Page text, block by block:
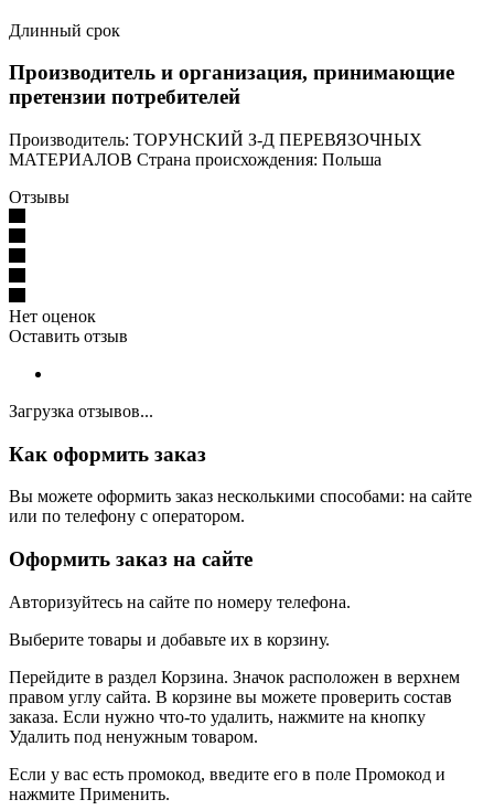
Длинный срок
Производитель и организация, принимающие
претензии потребителей
Производитель: ТОРУНСКИЙ З-Д ПЕРЕВЯЗОЧНЫХ
МАТЕРИАЛОВ Страна происхождения: Польша
Отзывы
Нет оценок
Оставить отзыв
Загрузка отзывов...
Как оформить заказ
Вы можете оформить заказ несколькими способами: на сайте
или по телефону с оператором.
Оформить заказ на сайте
Авторизуйтесь на сайте по номеру телефона.
Выберите товары и добавьте их в корзину.
Перейдите в раздел Корзина. Значок расположен в верхнем
правом углу сайта. В корзине вы можете проверить состав
заказа. Если нужно что-то удалить, нажмите на кнопку
Удалить под ненужным товаром.
Если у вас есть промокод, введите его в поле Промокод и
нажмите Применить.